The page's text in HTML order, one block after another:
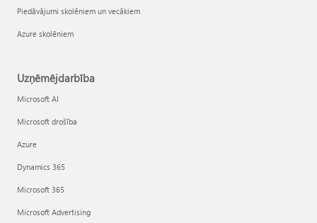
Piedāvājumi skolēniem un vecākiem
Azure skolēniem
Uzņēmējdarbība
Microsoft AI
Microsoft drošība
Azure
Dynamics 365
Microsoft 365
Microsoft Advertising